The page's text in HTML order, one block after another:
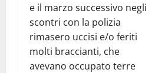
e il marzo successivo negli
scontri con la polizia
rimasero uccisi e/o feriti
molti braccianti, che
avevano occupato terre